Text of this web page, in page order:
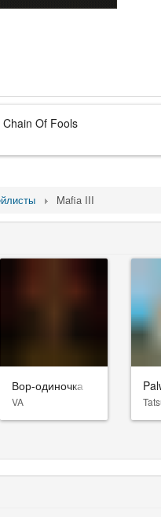
Of Fools
Mafia III
Вор-одиночка
VA